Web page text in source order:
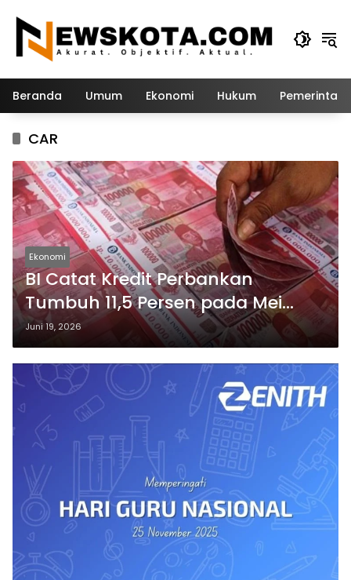
konten
Beranda Umum Ekonomi Hukum
CAR
Ekonomi
BI Catat Kredit Perbankan
Tumbuh 11,5 Persen pada Mei
2026
Juni 19, 2026